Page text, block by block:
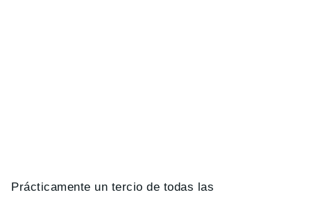
Prácticamente un tercio de todas las